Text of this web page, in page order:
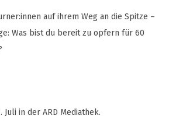
auf ihrem Weg an die Spitze –
Was bist du bereit zu opfern für 60
in der ARD Mediathek.